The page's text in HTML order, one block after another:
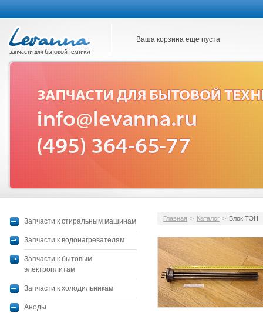
Ваша корзина еще пуста
Запчасти к стиральным машинам
Запчасти к водонагревателям
Запчасти к бытовым
электроплитам
Запчасти к холодильникам
Аноды
Главная > Каталог > Блок ТЭН